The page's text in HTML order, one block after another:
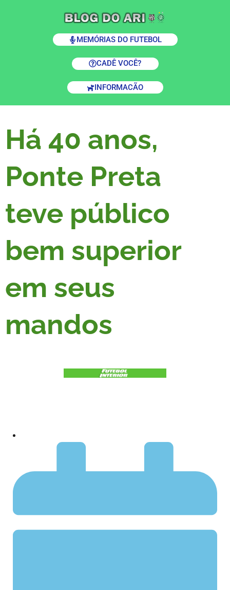
MEMÓRIAS DO FUTEBOL
CADÊ VOCÊ?
INFORMACÃO
Há 40 anos,
Ponte Preta
teve público
bem superior
em seus
mandos